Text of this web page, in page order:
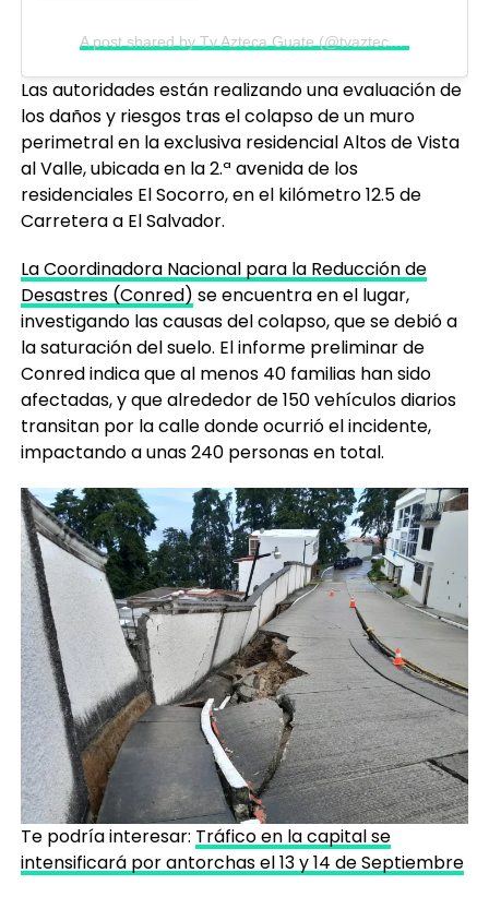
Las autoridades están realizando una evaluación de
los daños y riesgos tras el colapso de un muro
perimetral en la exclusiva residencial Altos de Vista
al Valle, ubicada en la 2.ª avenida de los
residenciales El Socorro, en el kilómetro 12.5 de
Carretera a El Salvador.
La Coordinadora Nacional para la Reducción de
Desastres (Conred) se encuentra en el lugar,
investigando las causas del colapso, que se debió a
la saturación del suelo. El informe preliminar de
Conred indica que al menos 40 familias han sido
afectadas, y que alrededor de 150 vehículos diarios
transitan por la calle donde ocurrió el incidente,
impactando a unas 240 personas en total.
Te podría interesar: Tráfico en la capital se
intensificará por antorchas el 13 y 14 de Septiembre